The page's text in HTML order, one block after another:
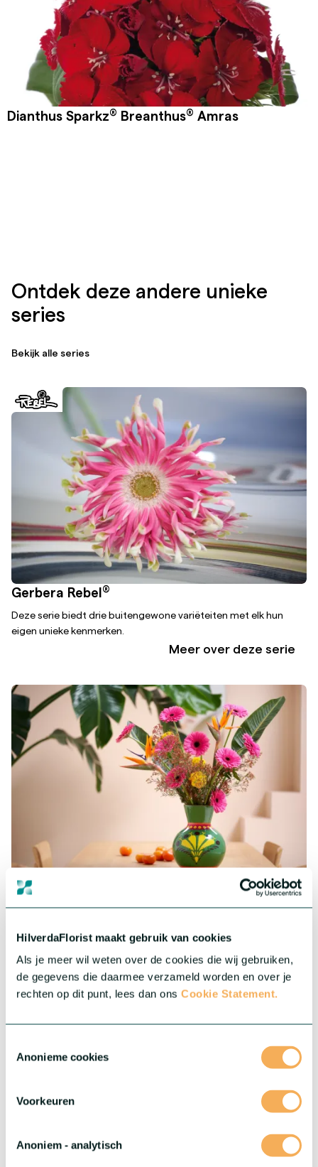
HilverdaFlorist maakt gebruik van cookies
Als je meer wil weten over de cookies die wij gebruiken,
de gegevens die daarmee verzameld worden en over je
rechten op dit punt, lees dan ons Cookie Statement.
Anonieme cookies
Voorkeuren
Anoniem - analytisch
Dianthus Sparkz® Breanthus® Amras
Ontdek deze andere unieke
series
Bekijk alle series
Gerbera Rebel®
Deze serie biedt drie buitengewone variëteiten met elk hun
eigen unieke kenmerken.
Meer over deze serie
Gerbera Standard
Groot, kleurrijk en indrukwekkend. Ons assortiment in Gerbera
Meer over deze serie